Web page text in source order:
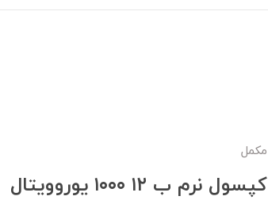
مکمل
کپسول نرم ب ۱۲ ۱۰۰۰ یوروویتال